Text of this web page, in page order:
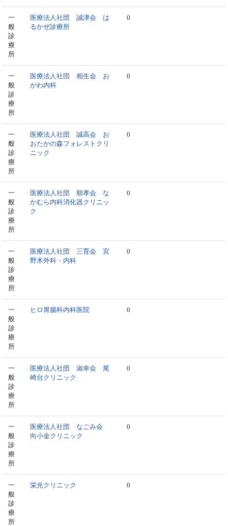
一
般
診
療
所
医療法人社団 誠津会 は
るかぜ診療所
0
一
般
診
療
所
医療法人社団 相生会 お
がわ内科
0
一
般
診
療
所
医療法人社団 誠高会 お
おたかの森フォレストクリ
ニック
0
一
般
診
療
所
医療法人社団 順孝会 な
かむら内科消化器クリニッ
ク
0
一
般
診
療
所
医療法人社団 三育会 宮
野木外科・内科
0
一
般
診
療
所
ヒロ胃腸科内科医院 0
一
般
診
療
所
医療法人社団 淑幸会 尾
崎台クリニック
0
一
般
診
療
所
医療法人社団 なごみ会
向小金クリニック
0
一
般
診
療
所
栄光クリニック 0